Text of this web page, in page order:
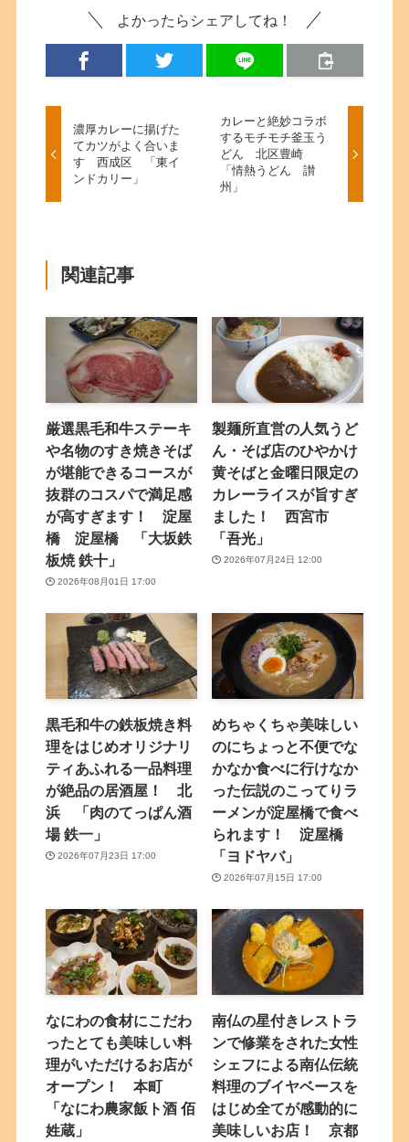
よかったらシェアしてね！
濃厚カレーに揚げた
てカツがよく合いま
す 西成区 「東イ
ンドカリー」
カレーと絶妙コラボ
するモチモチ釜玉う
どん 北区豊崎
「情熱うどん 讃
州」
関連記事
厳選黒毛和牛ステーキ
や名物のすき焼きそば
が堪能できるコースが
抜群のコスパで満足感
が高すぎます！ 淀屋
橋 淀屋橋 「大坂鉄
板焼 鉄十」
2026年08月01日 17:00
製麺所直営の人気うど
ん・そば店のひやかけ
黄そばと金曜日限定の
カレーライスが旨すぎ
ました！ 西宮市
「吾光」
2026年07月24日 12:00
黒毛和牛の鉄板焼き料
理をはじめオリジナリ
ティあふれる一品料理
が絶品の居酒屋！ 北
浜 「肉のてっぱん酒
場 鉄一」
2026年07月23日 17:00
めちゃくちゃ美味しい
のにちょっと不便でな
かなか食べに行けなか
った伝説のこってりラ
ーメンが淀屋橋で食べ
られます！ 淀屋橋
「ヨドヤバ」
2026年07月15日 17:00
なにわの食材にこだわ
ったとても美味しい料
理がいただけるお店が
オープン！ 本町
「なにわ農家飯ト酒 佰
姓蔵」
南仏の星付きレストラ
ンで修業をされた女性
シェフによる南仏伝統
料理のブイヤベースを
はじめ全てが感動的に
美味しいお店！ 京都